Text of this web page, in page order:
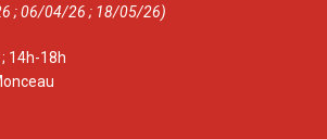
; 06/04/26 ; 18/05/26)
14h-18h